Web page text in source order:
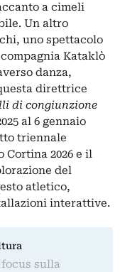
a cimeli
Un altro
uno spettacolo
Kataklò
danza,
direttrice
di congiunzione
al 6 gennaio
triennale
Cortina 2026 e il
del
atletico,
interattive.
sulla